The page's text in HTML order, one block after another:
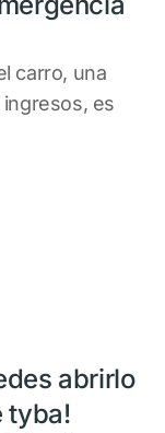
carro, una
es
abrirlo
tyba!